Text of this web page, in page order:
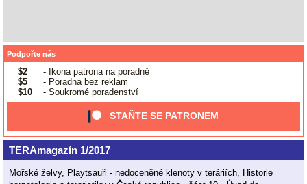
Podpořte nás
$2
- Ikona patrona na poradně
$5
- Poradna bez reklam
$10
- Soukromé poradenství
STAŇTE SE PATRONEM
TERAmagazín 1/2017
Mořské želvy, Playtsauři - nedoceněné klenoty v teráriích, Historie